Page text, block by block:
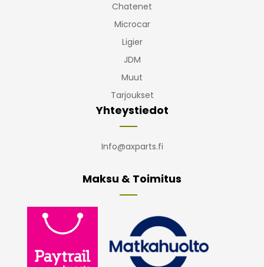
Chatenet
Microcar
Ligier
JDM
Muut
Tarjoukset
Yhteystiedot
Info@axparts.fi
Maksu & Toimitus